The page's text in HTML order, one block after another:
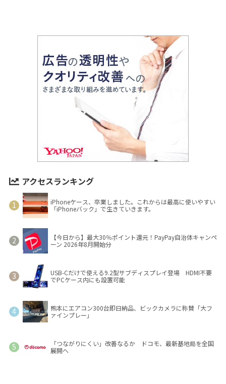
アクセスランキング
iPhoneケース、卒業しました。これからは最高に使いやすい
「iPhoneバック」で生きていきます。
【今日から】最大30％ポイント還元！PayPay自治体キャンペ
ーン 2026年8月開始分
USB-Cだけで使える9.2型サブディスプレイ登場 HDMI不要
でPCケース内にも設置可能
熊本にエアコン300台即日納品、ビックカメラに称賛「大フ
ァインプレー」
「つながりにくい」改善なるか ドコモ、最新基地局を全国
展開へ